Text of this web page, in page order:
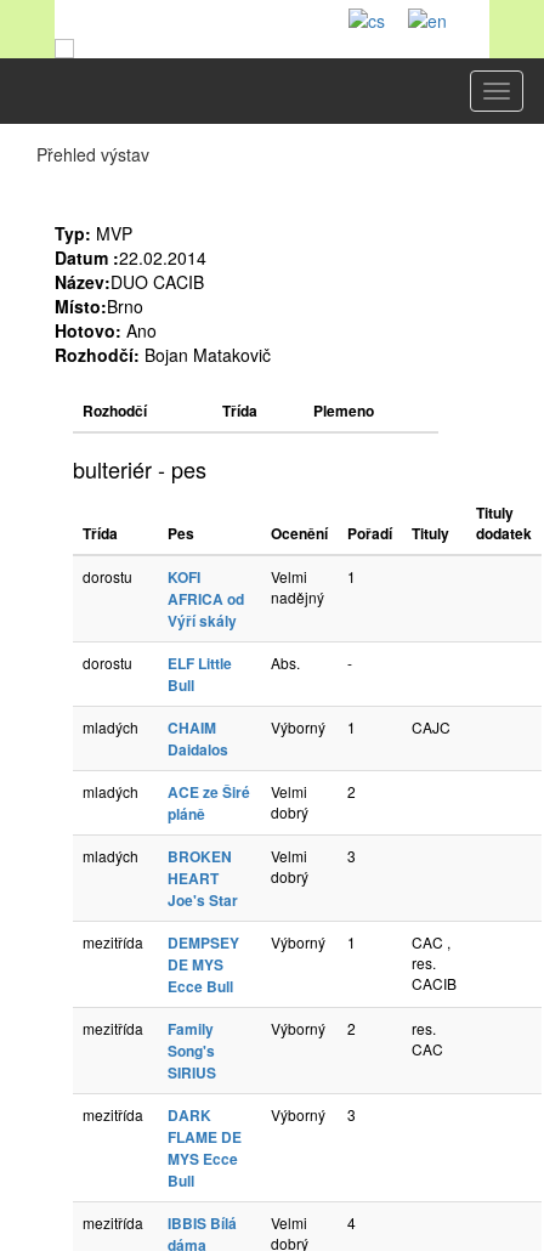
Přehled výstav
Typ: MVP
Datum :22.02.2014
Název:DUO CACIB
Místo:Brno
Hotovo: Ano
Rozhodčí: Bojan Matakovič
Rozhodčí Třída Plemeno
bulteriér - pes
Třída Pes Ocenění Pořadí Tituly
Tituly
dodatek
dorostu
KOFI
AFRICA od
Výří skály
Velmi
nadějný
1
dorostu
ELF Little
Bull
Abs. -
mladých
CHAIM
Daidalos
Výborný 1 CAJC
mladých
ACE ze Širé
pláně
Velmi
dobrý
2
mladých
BROKEN
HEART
Joe's Star
Velmi
dobrý
3
mezitřída
DEMPSEY
DE MYS
Ecce Bull
Výborný 1
CAC ,
res.
CACIB
mezitřída
Family
Song's
SIRIUS
Výborný 2
res.
CAC
mezitřída
DARK
FLAME DE
MYS Ecce
Bull
Výborný 3
mezitřída
IBBIS Bílá
dáma
Velmi
dobrý
4